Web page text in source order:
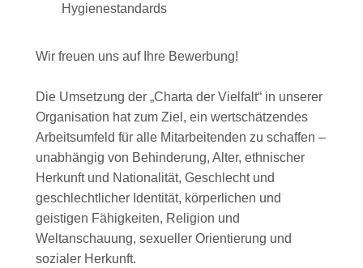
Hygienestandards
Wir freuen uns auf Ihre Bewerbung!
Die Umsetzung der „Charta der Vielfalt“ in unserer
Organisation hat zum Ziel, ein wertschätzendes
Arbeitsumfeld für alle Mitarbeitenden zu schaffen –
unabhängig von Behinderung, Alter, ethnischer
Herkunft und Nationalität, Geschlecht und
geschlechtlicher Identität, körperlichen und
geistigen Fähigkeiten, Religion und
Weltanschauung, sexueller Orientierung und
sozialer Herkunft.